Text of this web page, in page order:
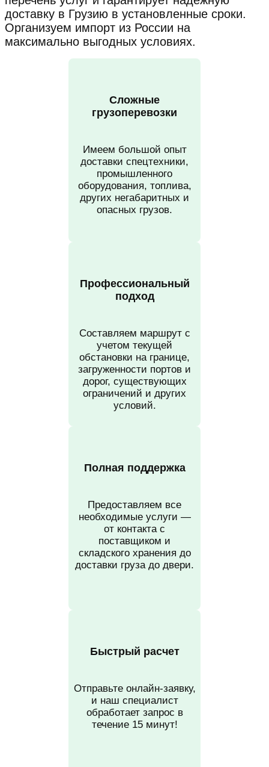
доставку в Грузию в установленные сроки.
Организуем импорт из России на
максимально выгодных условиях.
Сложные
грузоперевозки
Имеем большой опыт
доставки спецтехники,
промышленного
оборудования, топлива,
других негабаритных и
опасных грузов.
Профессиональный
подход
Составляем маршрут с
учетом текущей
обстановки на границе,
загруженности портов и
дорог, существующих
ограничений и других
условий.
Полная поддержка
Предоставляем все
необходимые услуги —
от контакта с
поставщиком и
складского хранения до
доставки груза до двери.
Быстрый расчет
Отправьте онлайн-заявку,
и наш специалист
обработает запрос в
течение 15 минут!